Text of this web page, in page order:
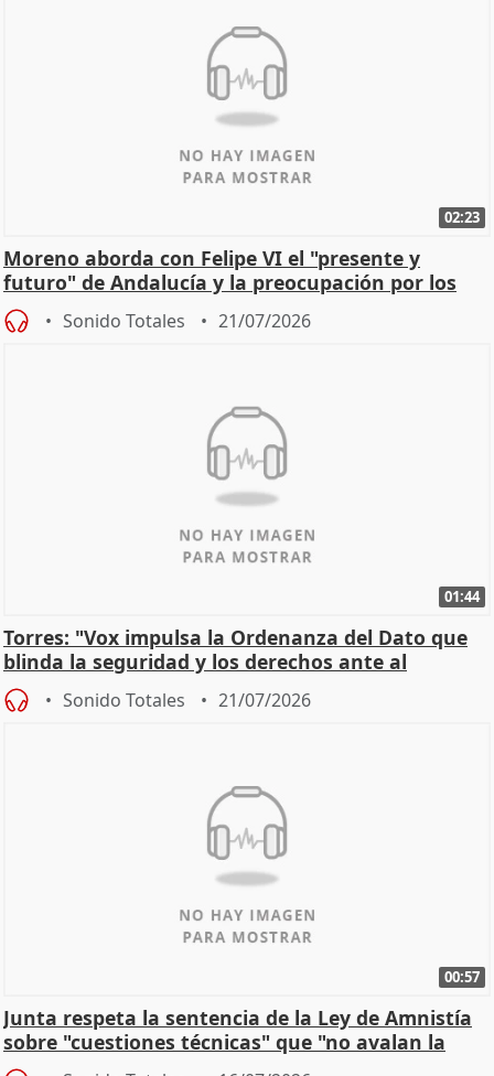
02:23
Moreno aborda con Felipe VI el "presente y
futuro" de Andalucía y la preocupación por los
incendios
Sonido Totales 21/07/2026
01:44
Torres: "Vox impulsa la Ordenanza del Dato que
blinda la seguridad y los derechos ante al
control"
Sonido Totales 21/07/2026
00:57
Junta respeta la sentencia de la Ley de Amnistía
sobre "cuestiones técnicas" que "no avalan la
const